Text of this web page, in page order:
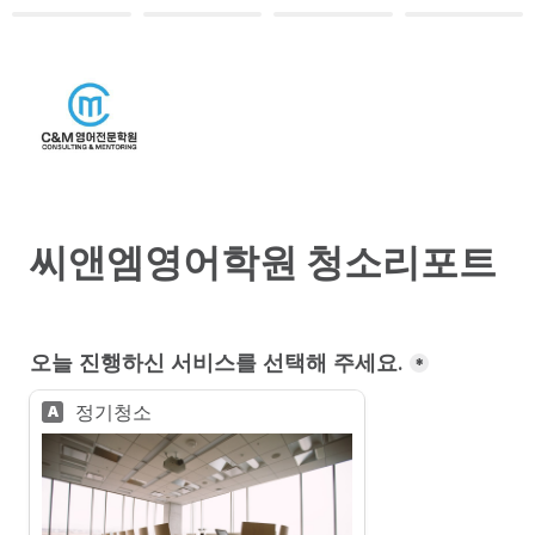
씨앤엠영어학원 청소리포트
오늘 진행하신 서비스를 선택해 주세요. *
A 정기청소